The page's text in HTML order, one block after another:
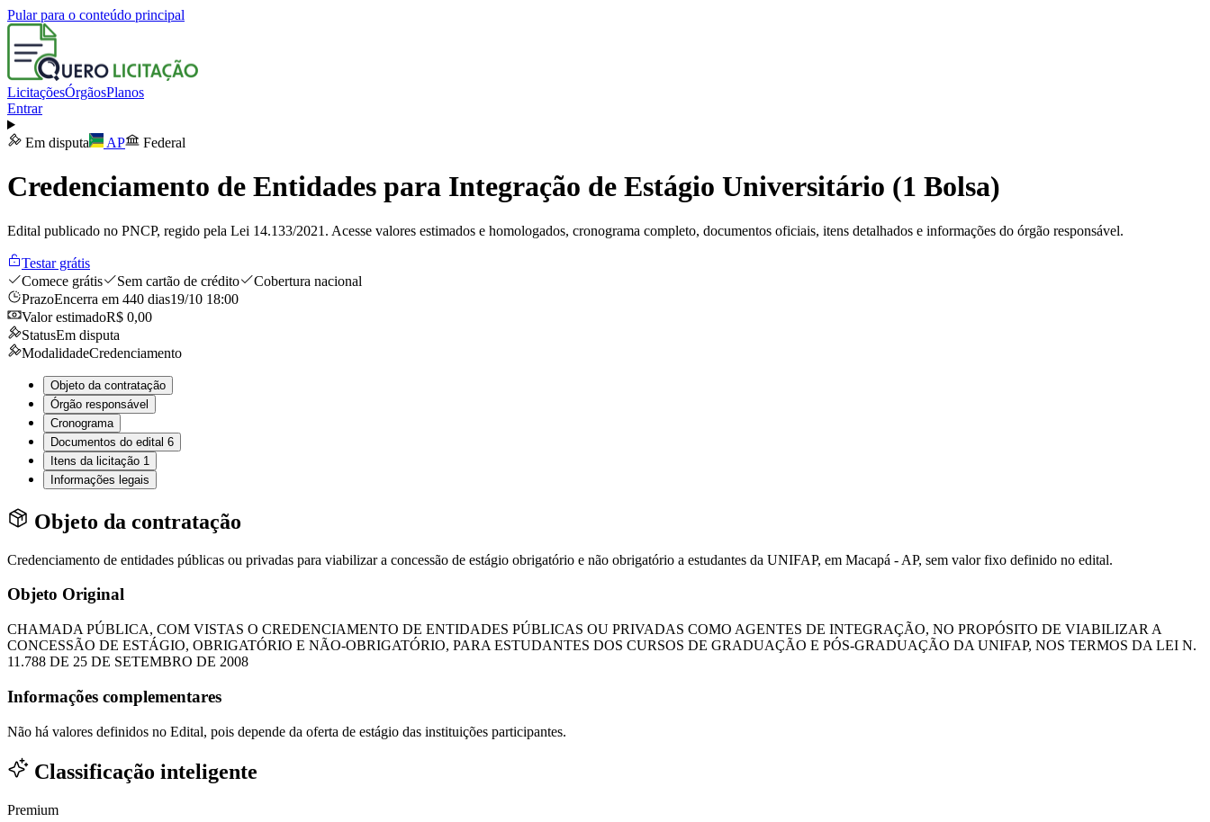
Pular para o conteúdo principal
LicitaçõesÓrgãosPlanos
Entrar
Em disputa AP Federal
Credenciamento de Entidades para Integração de Estágio Universitário (1 Bolsa)
Edital publicado no PNCP, regido pela Lei 14.133/2021. Acesse valores estimados e homologados, cronograma completo, documentos oficiais, itens detalhados e informações do órgão responsável.
Testar grátis
Comece grátis
Sem cartão de crédito
Cobertura nacional
PrazoEncerra em 440 dias19/10 18:00
Valor estimadoR$ 0,00
StatusEm disputa
ModalidadeCredenciamento
Objeto da contratação
Órgão responsável
Cronograma
Documentos do edital 6
Itens da licitação 1
Informações legais
Objeto da contratação
Credenciamento de entidades públicas ou privadas para viabilizar a concessão de estágio obrigatório e não obrigatório a estudantes da UNIFAP, em Macapá - AP, sem valor fixo definido no edital.
Objeto Original
CHAMADA PÚBLICA, COM VISTAS O CREDENCIAMENTO DE ENTIDADES PÚBLICAS OU PRIVADAS COMO AGENTES DE INTEGRAÇÃO, NO PROPÓSITO DE VIABILIZAR A
CONCESSÃO DE ESTÁGIO, OBRIGATÓRIO E NÃO-OBRIGATÓRIO, PARA ESTUDANTES DOS CURSOS DE GRADUAÇÃO E PÓS-GRADUAÇÃO DA UNIFAP, NOS TERMOS DA LEI N.
11.788 DE 25 DE SETEMBRO DE 2008
Informações complementares
Não há valores definidos no Edital, pois depende da oferta de estágio das instituições participantes.
Classificação inteligente
Premium